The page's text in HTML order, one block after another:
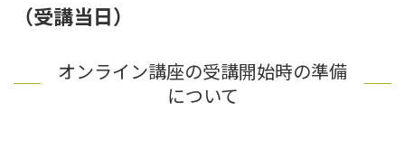
（受講当日）
オンライン講座の受講開始時の準備
について